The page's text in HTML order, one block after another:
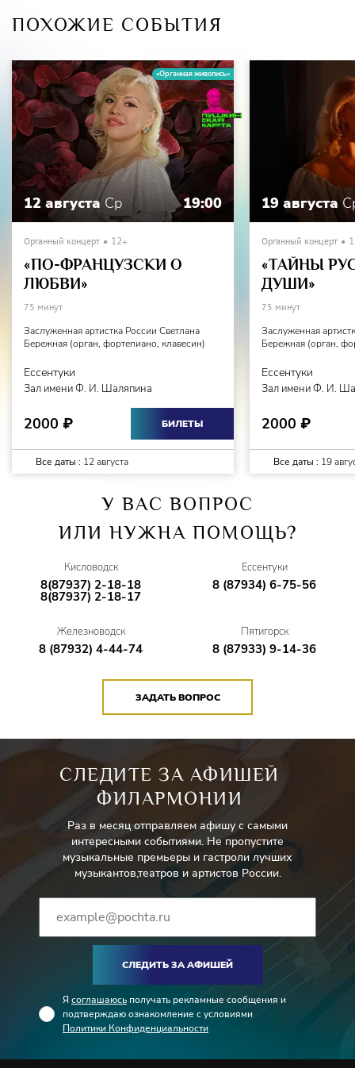
Иван Буянец
Алексей Ерёмин
Вадим Коробейников
Лауреат международных конкурсов
Майя Иванова
КОНЦЕРТМЕЙСТЕР
Лауреат международных конкурсов
Юлия Алтухова
ПОХОЖИЕ СОБЫТИЯ
«Органная живопись»
12 августа Ср 19:00
Органный концерт 12+
«ПО-ФРАНЦУЗСКИ О
ЛЮБВИ»
75 минут
Заслуженная артистка России Светлана
Бережная (орган, фортепиано, клавесин)
Ессентуки
Зал имени Ф. И. Шаляпина
2000 ₽ БИЛЕТЫ
Все даты : 12 августа
19 августа
Органный концерт
«ТАЙНЫ
ДУШИ»
75 минут
Заслуженная
Бережная (орган,
Ессентуки
Зал имени Ф. И.
2000 ₽
Все даты : 19
У ВАС ВОПРОС
ИЛИ НУЖНА ПОМОЩЬ?
Кисловодск
8(87937) 2-18-18
8(87937) 2-18-17
Ессентуки
8 (87934) 6-75-56
Железноводск
8 (87932) 4-44-74
Пятигорск
8 (87933) 9-14-36
ЗАДАТЬ ВОПРОС
СЛЕДИТЕ ЗА АФИШЕЙ
ФИЛАРМОНИИ
Раз в месяц отправляем афишу с самыми
интересными событиями. Не пропустите
музыкальные премьеры и гастроли лучших
музыкантов,театров и артистов России.
СЛЕДИТЬ ЗА АФИШЕЙ
Я соглашаюсь получать рекламные сообщения и
подтверждаю ознакомление с условиями
Политики Конфиденциальности